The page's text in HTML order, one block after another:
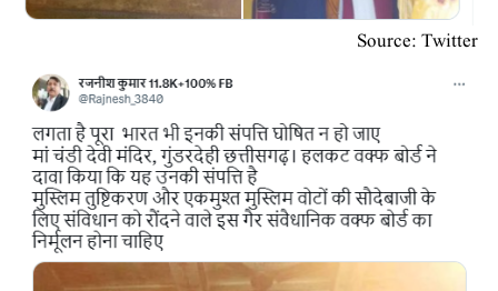
Source: Twitter